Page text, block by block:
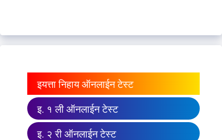
इयत्ता निहाय ऑनलाईन टेस्ट
इ. १ ली ऑनलाईन टेस्ट
इ. २ री ऑनलाईन टेस्ट